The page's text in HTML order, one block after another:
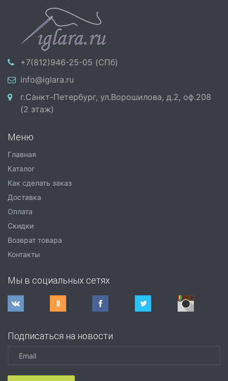
+7(812)946-25-05 (СПб)
info@iglara.ru
г.Санкт-Петербург, ул.Ворошилова, д.2, оф.208
(2 этаж)
Меню
Главная
Каталог
Как сделать заказ
Доставка
Оплата
Скидки
Возврат товара
Контакты
Мы в социальных сетях
Подписаться на новости